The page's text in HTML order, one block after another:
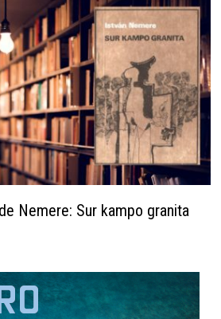
Nemere: Sur kampo granita